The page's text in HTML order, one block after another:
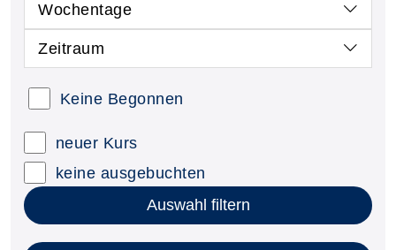
Wochentage
Zeitraum
Keine Begonnen
neuer Kurs
keine ausgebuchten
Auswahl filtern